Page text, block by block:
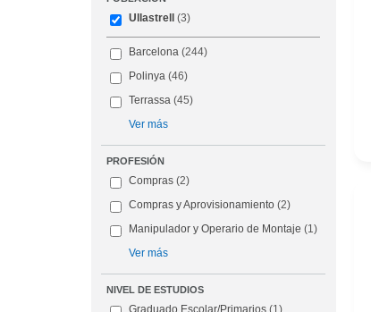
Ullastrell (3)
Barcelona (244)
Polinya (46)
Terrassa (45)
Ver más
PROFESIÓN
Compras (2)
Compras y Aprovisionamiento (2)
Manipulador y Operario de Montaje (1)
Ver más
NIVEL DE ESTUDIOS